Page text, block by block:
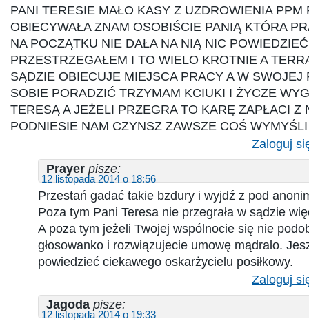
PANI TERESIE MAŁO KASY Z UZDROWIENIA PPM
OBIECYWAŁA ZNAM OSOBIŚCIE PANIĄ KTÓRA
NA POCZĄTKU NIE DAŁA NA NIĄ NIC
PRZESTRZEGAŁEM I TO WIELO KROTNIE A
SĄDZIE OBIECUJE MIEJSCA PRACY A W SWOJEJ
SOBIE PORADZIĆ TRZYMAM KCIUKI I ŻYCZE
TERESĄ A JEŻELI PRZEGRA TO KARĘ ZAPŁACI Z
PODNIESIE NAM CZYNSZ ZAWSZE COŚ WYMYŚLI
Zaloguj
Prayer pisze:
12 listopada 2014 o 18:56
Przestań gadać takie bzdury i wyjdź z pod
Poza tym Pani Teresa nie przegrała w sądzie
A poza tym jeżeli Twojej wspólnocie się nie
głosowanko i rozwiązujecie umowę mądralo.
powiedzieć ciekawego oskarżycielu posiłkowy.
Zaloguj
Jagoda pisze:
12 listopada 2014 o 19:33